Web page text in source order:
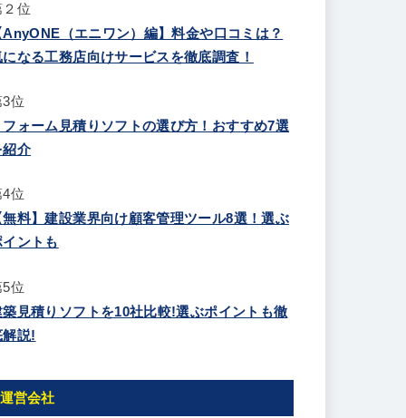
２位
AnyONE（エニワン）編】料金や口コミは？
になる工務店向けサービスを徹底調査！
3位
フォーム見積りソフトの選び方！おすすめ7選
紹介
4位
無料】建設業界向け顧客管理ツール8選！選ぶ
イントも
5位
築見積りソフトを10社比較!選ぶポイントも徹
解説!
運営会社